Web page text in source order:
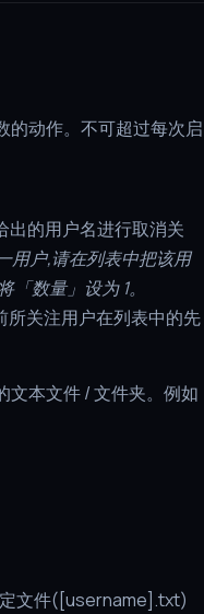
的动作。不可超过每次启
出的用户名进行取消关
用户,请在列表中把该用
数量」设为 1。
所关注用户在列表中的先
文本文件 / 文件夹。例如
文件([username].txt)